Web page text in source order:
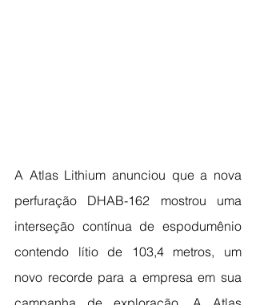
A Atlas Lithium anunciou que a nova
perfuração DHAB-162 mostrou uma
interseção contínua de espodumênio
contendo lítio de 103,4 metros, um
novo recorde para a empresa em sua